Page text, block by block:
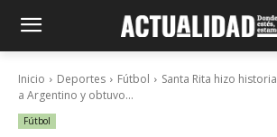
Inicio Deportes Fútbol
Santa Rita hizo
a Argentino y obtuvo...
Fútbol